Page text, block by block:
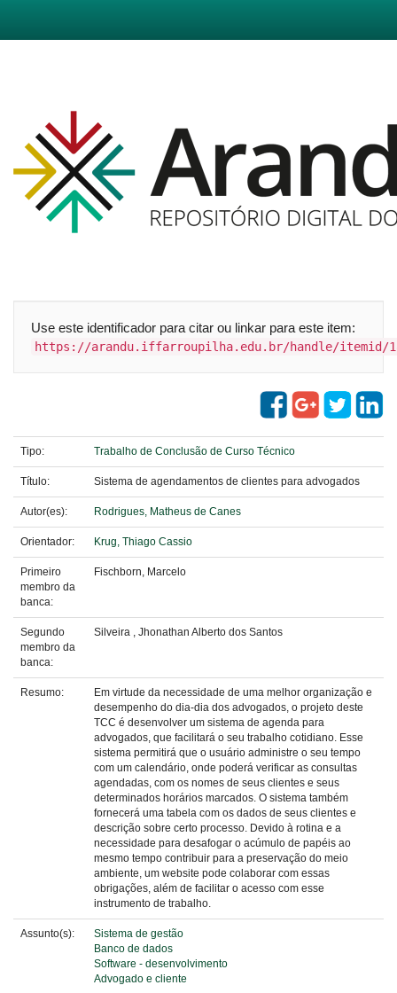
Use este identificador para citar ou linkar para este item:
https://arandu.iffarroupilha.edu.br/handle/itemid/
Tipo: Trabalho de Conclusão de Curso Técnico
Título: Sistema de agendamentos de clientes para advogados
Autor(es): Rodrigues, Matheus de Canes
Orientador: Krug, Thiago Cassio
Primeiro
membro da
banca:
Fischborn, Marcelo
Segundo
membro da
banca:
Silveira , Jhonathan Alberto dos Santos
Resumo:
Em virtude da necessidade de uma melhor organização e
desempenho do dia-dia dos advogados, o projeto deste
TCC é desenvolver um sistema de agenda para
advogados, que facilitará o seu trabalho cotidiano. Esse
sistema permitirá que o usuário administre o seu tempo
com um calendário, onde poderá verificar as consultas
agendadas, com os nomes de seus clientes e seus
determinados horários marcados. O sistema também
fornecerá uma tabela com os dados de seus clientes e
descrição sobre certo processo. Devido à rotina e a
necessidade para desafogar o acúmulo de papéis ao
mesmo tempo contribuir para a preservação do meio
ambiente, um website pode colaborar com essas
obrigações, além de facilitar o acesso com esse
instrumento de trabalho.
Assunto(s):
Sistema de gestão
Banco de dados
Software - desenvolvimento
Advogado e cliente